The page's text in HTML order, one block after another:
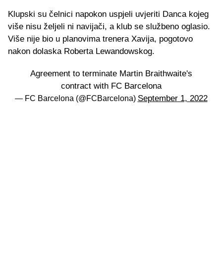
Klupski su čelnici napokon uspjeli uvjeriti Danca kojeg
više nisu željeli ni navijači, a klub se službeno oglasio.
Više nije bio u planovima trenera Xavija, pogotovo
nakon dolaska Roberta Lewandowskog.
Agreement to terminate Martin Braithwaite's
contract with FC Barcelona
— FC Barcelona (@FCBarcelona) September 1, 2022